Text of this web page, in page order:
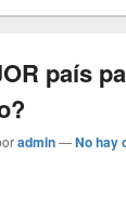
país
admin—No hay